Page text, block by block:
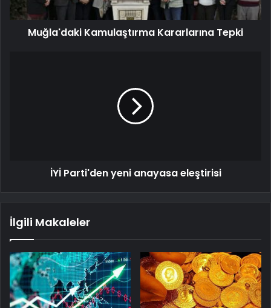
Muğla'daki Kamulaştırma Kararlarına Tepki
İYİ Parti'den yeni anayasa eleştirisi
İlgili Makaleler